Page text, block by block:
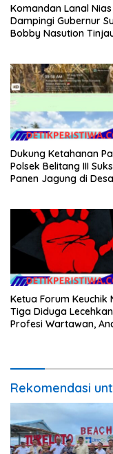
Komandan Lanal Nias
Dampingi Gubernur
Bobby Nasution
Nias Utara
Dukung Ketahanan
Polsek Belitang III
Panen Jagung di Desa
Ketua Forum Keuchik
Tiga Diduga Lecehkan
Profesi Wartawan,
Rekomendasi